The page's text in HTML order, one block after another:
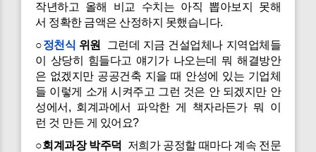
작년하고 올해 비교 수치는 아직 뽑아보지 못해
서 정확한 금액은 산정하지 못했습니다.
○정천식 위원
그런데 지금 건설업체나 지역업체들
이 상당히 힘들다고 얘기가 나오는데 뭐 해결방안
은 없겠지만 공공건축 지을 때 안성에 있는 기업체
들 이렇게 소개 시켜주고 그런 것은 안 되겠지만 안
성에서, 회계과에서 파악한 게 책자라든가 뭐 이
런 것 만든 게 있어요?
○회계과장 박주덕 저희가 공정할 때마다 계속 전문